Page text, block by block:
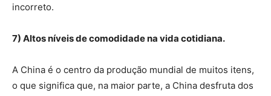
incorreto.
7) Altos níveis de comodidade na vida cotidiana.
A China é o centro da produção mundial de muitos itens,
o que significa que, na maior parte, a China desfruta dos